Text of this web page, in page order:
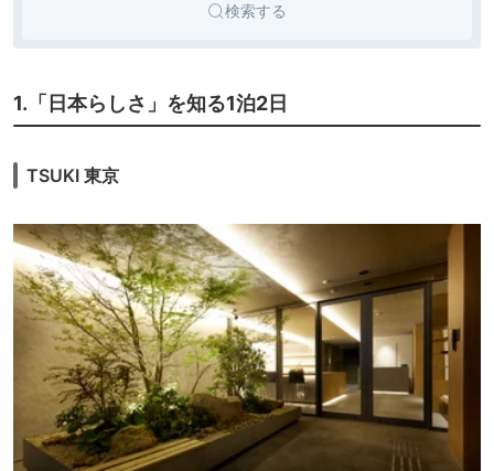
検索する
1.「日本らしさ」を知る1泊2日
TSUKI 東京